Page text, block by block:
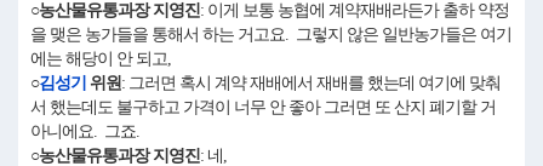
○농산물유통과장 지영진: 이게 보통 농협에 계약재배라든가 출하 약정
을 맺은 농가들을 통해서 하는 거고요. 그렇지 않은 일반농가들은 여기
에는 해당이 안 되고,
○김성기 위원: 그러면 혹시 계약 재배에서 재배를 했는데 여기에 맞춰
서 했는데도 불구하고 가격이 너무 안 좋아 그러면 또 산지 폐기할 거
아니에요. 그죠.
○농산물유통과장 지영진: 네,